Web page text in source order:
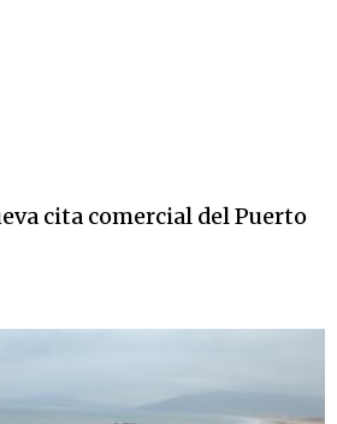
cita comercial del Puerto